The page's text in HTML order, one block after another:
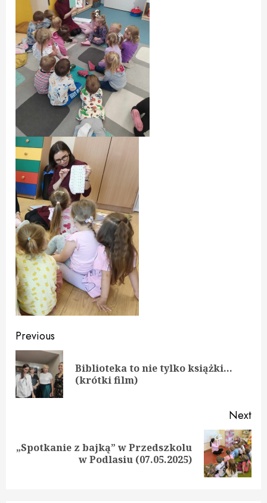
Continue
Reading
Previous
Biblioteka to nie tylko książki…
(krótki film)
Next
Next
„Spotkanie z bajką” w Przedszkolu
w Podlasiu (07.05.2025)